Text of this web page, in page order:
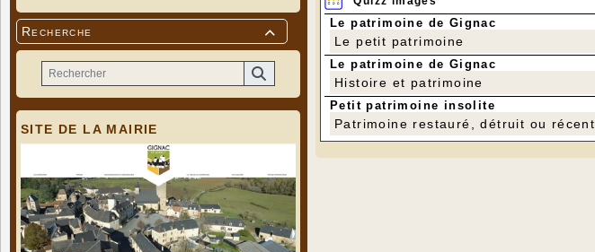

Recherche
SITE DE LA MAIRIE
Le patrimoine de Gignac
Le petit patrimoine
Le patrimoine de Gignac
Histoire et patrimoine
Petit patrimoine insolite
Patrimoine restauré, détruit ou récent